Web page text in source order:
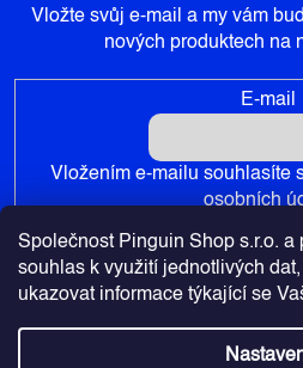
Společnost Pinguin Shop s.r.o. a
souhlas k využití jednotlivých
ukazovat informace týkající se
Vložte svůj e-mail a my vám
nových produktech na
E-mail
Vložením e-mailu souhlasíte
osobních
PŘIHLÁSIT
Pinguin-Shop.cz.